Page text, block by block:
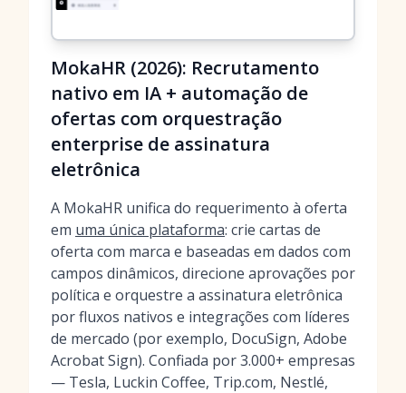
MokaHR (2026): Recrutamento
nativo em IA + automação de
ofertas com orquestração
enterprise de assinatura
eletrônica
A MokaHR unifica do requerimento à oferta
em uma única plataforma: crie cartas de
oferta com marca e baseadas em dados com
campos dinâmicos, direcione aprovações por
política e orquestre a assinatura eletrônica
por fluxos nativos e integrações com líderes
de mercado (por exemplo, DocuSign, Adobe
Acrobat Sign). Confiada por 3.000+ empresas
— Tesla, Luckin Coffee, Trip.com, Nestlé,